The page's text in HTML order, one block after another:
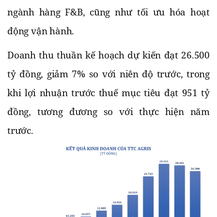
ngành hàng F&B, cũng như tối ưu hóa hoạt
động vận hành.
Doanh thu thuần kế hoạch dự kiến đạt 26.500
tỷ đồng, giảm 7% so với niên độ trước, trong
khi lợi nhuận trước thuế mục tiêu đạt 951 tỷ
đồng, tương đương so với thực hiện năm
trước.